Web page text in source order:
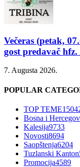
Večeras (petak,
gost predavač
7. Augusta 2026.
POPULAR
TOP TEME
Bosna i
Kalesija9733
Novosti8694
Saopštenja6204
Tuzlanski Kanton
Promocija4589